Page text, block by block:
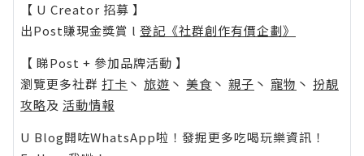
【 U Creator 招募 】
出Post賺現金獎賞 l 登記《社群創作有價企劃》
【 睇Post + 參加品牌活動 】
瀏覽更多社群 打卡 丶 旅遊 丶 美食 丶 親子 丶 寵物 丶 扮靚
攻略及 活動情報
U Blog開咗WhatsApp啦！發掘更多吃喝玩樂資訊！